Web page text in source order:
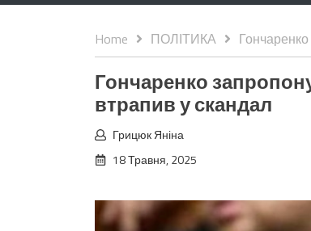
Home ПОЛІТИКА
Гончаренко
втрапив у скандал
Грицюк Яніна
18 Травня, 2025